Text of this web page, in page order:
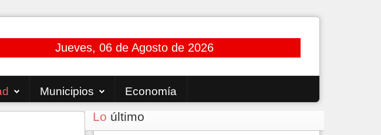
Jueves, 06 de Agosto de 2026
Municipios Economía
Lo último